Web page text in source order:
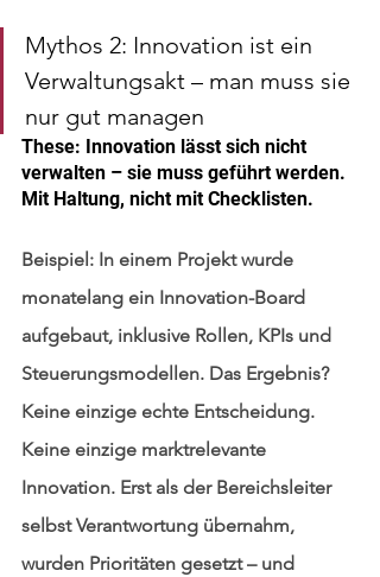
Mythos 2: Innovation ist ein
Verwaltungsakt – man muss sie
nur gut managen
These: Innovation lässt sich nicht
verwalten – sie muss geführt werden.
Mit Haltung, nicht mit Checklisten.
Beispiel: In einem Projekt wurde
monatelang ein Innovation-Board
aufgebaut, inklusive Rollen, KPIs und
Steuerungsmodellen. Das Ergebnis?
Keine einzige echte Entscheidung.
Keine einzige marktrelevante
Innovation. Erst als der Bereichsleiter
selbst Verantwortung übernahm,
wurden Prioritäten gesetzt – und